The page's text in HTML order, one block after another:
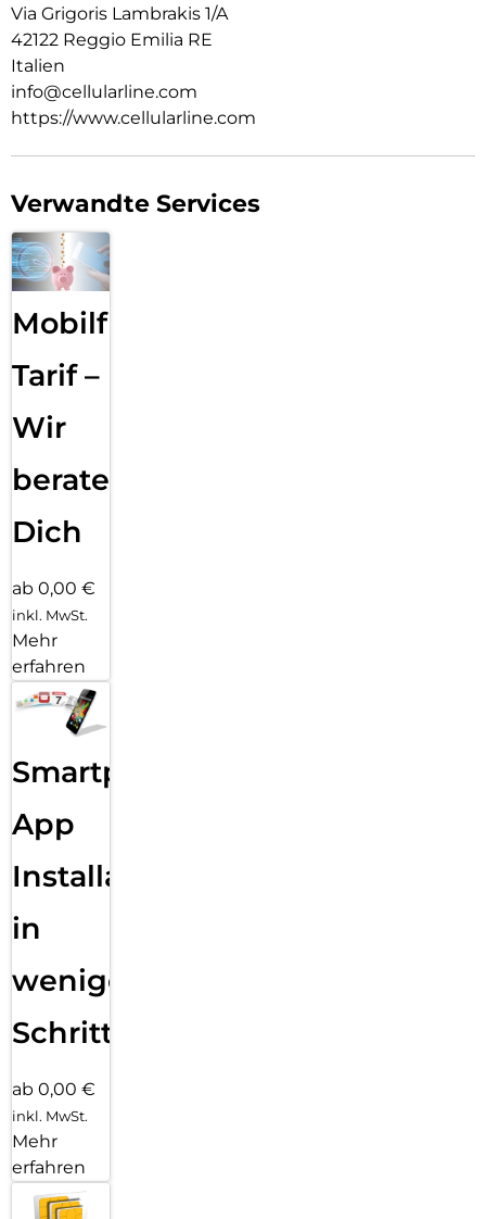
Via Grigoris Lambrakis 1/A
42122 Reggio Emilia RE
Italien
info@cellularline.com
https://www.cellularline.com
Verwandte Services
Mobilfunk
Tarif –
Wir
beraten
Dich
ab 0,00 €
inkl. MwSt.
Mehr
erfahren
Smartphone
App
Installation
in
wenigen
Schritten
ab 0,00 €
inkl. MwSt.
Mehr
erfahren